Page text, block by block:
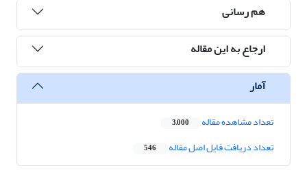
هم رسانی
ارجاع به این مقاله
آمار
تعداد مشاهده مقاله 3,000
تعداد دریافت فایل اصل مقاله 546